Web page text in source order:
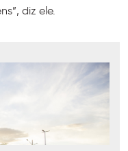
diz ele.